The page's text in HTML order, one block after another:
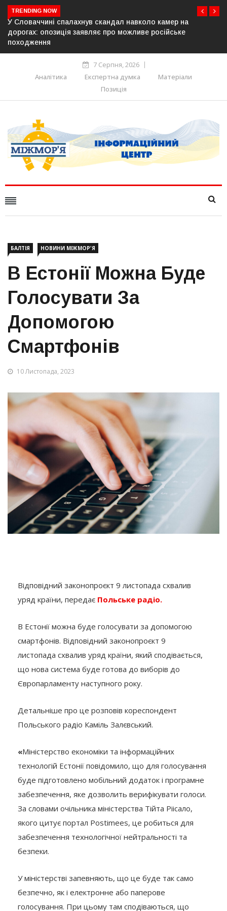
TRENDING NOW
навколо камер на
про можливе російське
У Молдові готують план дій
постачання газу до
7 Серпня, 2026
Аналітика
Експертна думка
Матеріали
Позиція
БАЛТІЯ НОВИНИ МІЖМОР'Я
В Естонії Можна Буде
Голосувати За
Допомогою
Смартфонів
10 Листопада, 2023
Відповідний законопроєкт 9 листопада схвалив
уряд країни, передає Польське радіо.
В Естонії можна буде голосувати за допомогою
смартфонів. Відповідний законопроєкт 9
листопада схвалив уряд країни, який сподівається,
що нова система буде готова до виборів до
Європарламенту наступного року.
Детальніше про це розповів кореспондент
Польського радіо Каміль Залєвський.
«Міністерство економіки та інформаційних
технологій Естонії повідомило, що для голосування
буде підготовлено мобільний додаток і програмне
забезпечення, яке дозволить верифікувати голоси.
За словами очільника міністерства Тійта Ріісало,
якого цитує портал Postimees, це робиться для
забезпечення технологічної нейтральності та
безпеки.
У міністерстві запевняють, що це буде так само
безпечно, як і електронне або паперове
голосування. При цьому там сподіваються, що